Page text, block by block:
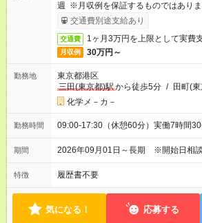
週 ※月収例を保証するものではあり
ービス利用可（利用条件有）
交通費別途支給あり
交通費 1ヶ月3万円を上限として実費
月収例 30万円～
勤務地
東京都港区
三田(東京都)駅から徒歩5分 / 田町(
化学メ－カ－
勤務時間 09:00-17:30（休憩60分）実働7時間30
期間 2026年09月01日～長期 ※開始日相
特徴 履歴書不要
気になる！ 応募する